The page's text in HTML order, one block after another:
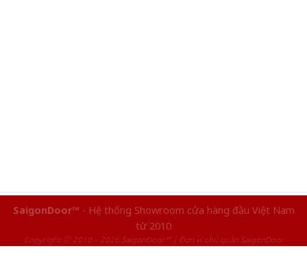
SaigonDoor™ - Hệ thống Showroom cửa hàng đầu Việt Nam
từ 2010
Copyright ⓒ 2010 – 2026 SaigonDoor™ | Đơn vị chủ quản SaigonDoor